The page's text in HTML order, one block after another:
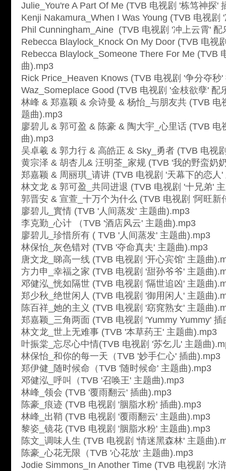
Julie_You're A Part Of Me (TVB 电视剧 '栋笃神探'
Kenji Nakamura_When I Was Young (TVB 电视剧
Phil Cunningham_Aine (TVB 电视剧 '冲上云霄' 配
Rebecca Blaylock_Knock On My Door (TVB 电视
Rebecca Blaylock_Someone There For Me (TVB
曲).mp3
Rick Price_Heaven Knows (TVB 电视剧 '争分夺秒'
Waz_Someplace Good (TVB 电视剧 '金枝欲孽' 配
林峰 & 郑嘉颖 & 佘诗曼 & 杨怡_与朋友共 (TVB 电
题曲).mp3
廖碧儿 & 郭可盈 & 陈豪 & 陶大宇_心里话 (TVB 电
曲).mp3
吴卓羲 & 郭力行 & 高皓正 & Sky_勇者 (TVB 电视
黄宗泽 & 胡杏儿& 汪明荃_家规 (TVB '我的野蛮奶
郑嘉颖 & 周丽琪_请讲 (TVB 电视剧 '天幕下的恋人'
林文龙 & 郭可盈_共同进退 (TVB 电视剧 '十兄弟'
郭晋安 & 宣萱_十万个为什么 (TVB 电视剧 '阿旺新
廖碧儿_實情 (TVB '人间蒸发' 主题曲).mp3
李克勤_心计 （TVB '酒店风云' 主题曲).mp3
廖碧儿_珍惜所有 ( TVB '人间蒸发' 主题曲).mp3
林保怡_灰色错对 (TVB '夺命真夫' 主题曲).mp3
唐文龙_睇高一线 (TVB 电视剧 '开心宾馆' 主题曲
方力申_幸福之家 (TVB 电视剧 '甜孙爷爷' 主题曲
邓健泓_恍如隔世 (TVB 电视剧 '隔世追凶' 主题曲
郑少秋_绝世闲人 (TVB 电视剧 '御用闲人' 主题曲
陈百祥_她的主义 (TVB 电视剧 '窈窕熟女' 主题曲
郑嘉颖_三角两面 (TVB 电视剧 'Yummy Yummy' 插
林文龙_世上无难事 (TVB '本草药王' 主题曲).mp3
叶振棠_忘尽心中情(TVB 电视剧 '苏乞儿' 主题曲
林保怡_和你的每一天（TVB '妙手仁心' 插曲).mp3
郑伊健_随时候命（TVB '随时候命' 主题曲).mp3
邓健泓_呼叫（TVB '召唤王' 主题曲).mp3
林峰_领会 (TVB '覆雨翻云' 插曲).mp3
陈豪_痕迹 (TVB 电视剧 '胭脂水粉' 插曲).mp3
林峰_出鞘 (TVB 电视剧 '覆雨翻云' 主题曲).mp3
黎姿_镜花 (TVB 电视剧 '胭脂水粉' 主题曲).mp3
陈文_调味人生 (TVB 电视剧 '情迷黑森林' 主题曲
陈豪_心花无限（TVB '心花放' 主题曲).mp3
Jodie Simmons_In Another Time (TVB 电视剧 '水